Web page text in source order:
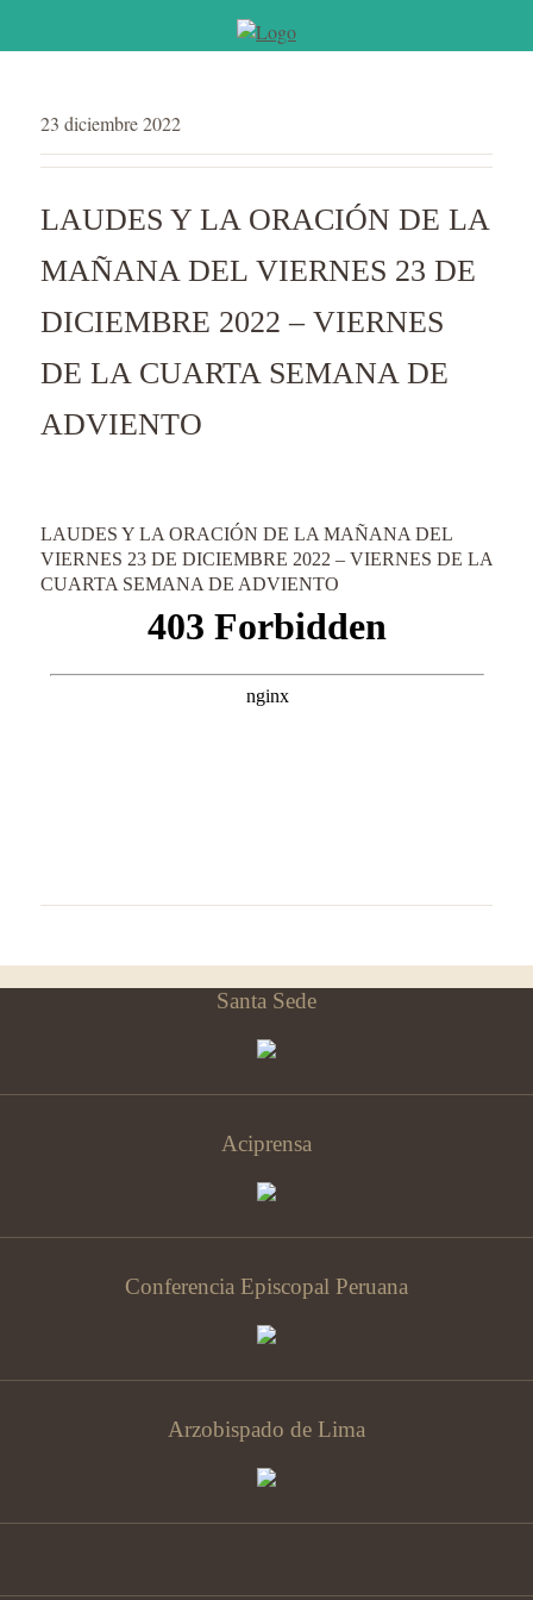
23 diciembre 2022
LAUDES Y LA ORACIÓN DE LA
MAÑANA DEL VIERNES 23 DE
DICIEMBRE 2022 – VIERNES
DE LA CUARTA SEMANA DE
ADVIENTO
LAUDES Y LA ORACIÓN DE LA MAÑANA DEL
VIERNES 23 DE DICIEMBRE 2022 – VIERNES DE LA
CUARTA SEMANA DE ADVIENTO
Santa Sede
Aciprensa
Conferencia Episcopal Peruana
Arzobispado de Lima